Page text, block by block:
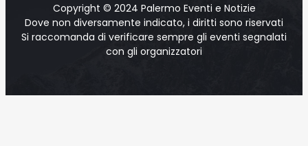
Copyright © 2024 Palermo Eventi e Notizie
Dove non diversamente indicato, i diritti sono riservati
Si raccomanda di verificare sempre gli eventi segnalati
con gli organizzatori